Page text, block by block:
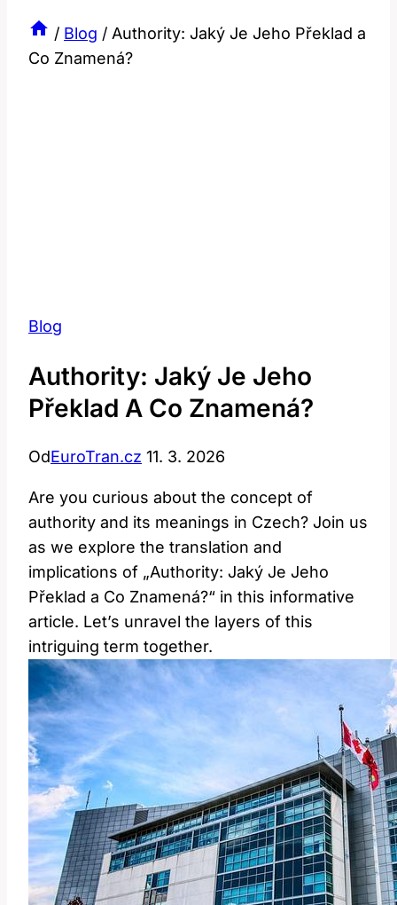
/ Blog / Authority: Jaký Je Jeho Překlad a
Co Znamená?
Blog
Authority: Jaký Je Jeho
Překlad A Co Znamená?
OdEuroTran.cz 11. 3. 2026
Are you curious about the concept of
authority and its meanings in Czech? Join us
as we explore the translation and
implications of „Authority: Jaký Je Jeho
Překlad a Co Znamená?“ in this informative
article. Let’s unravel the layers of this
intriguing term together.